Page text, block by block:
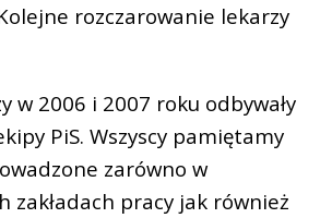
lekarzy
w 2006 i 2007 roku odbywały
PiS. Wszyscy pamiętamy
zarówno w
zakładach pracy jak również